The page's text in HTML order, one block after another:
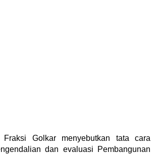
Golkar menyebutkan tata cara
dan evaluasi Pembangunan